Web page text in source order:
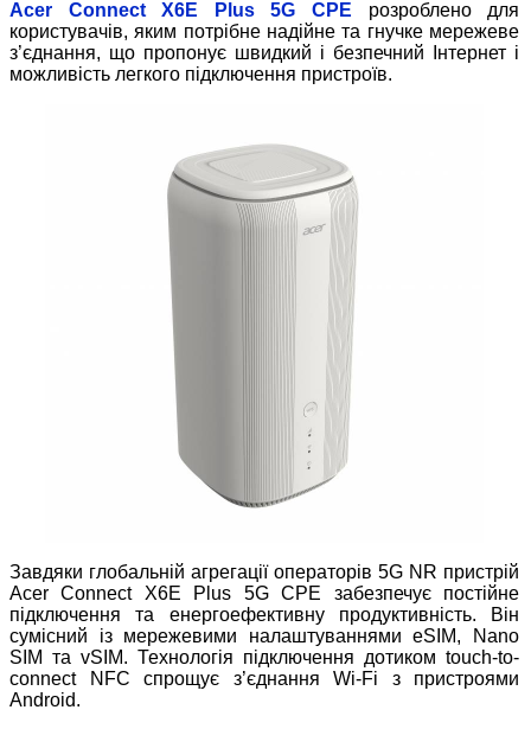
Acer Connect X6E Plus 5G CPE
розроблено для
користувачів, яким потрібне надійне та гнучке мережеве
з’єднання, що пропонує швидкий і безпечний Інтернет і
можливість легкого підключення пристроїв.
Завдяки глобальній агрегації операторів 5G NR пристрій
Acer Connect X6E Plus 5G CPE забезпечує постійне
підключення та енергоефективну продуктивність. Він
сумісний із мережевими налаштуваннями eSIM, Nano
SIM та vSIM. Технологія підключення дотиком touch-to-
connect NFC спрощує з’єднання Wi-Fi з пристроями
Android.